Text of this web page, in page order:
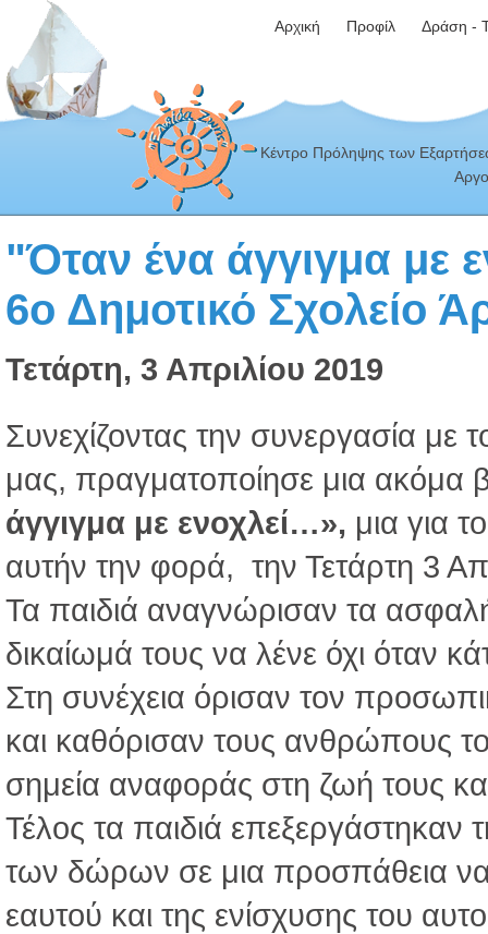
Αρχική Προφίλ Δράση -
Κέντρο Πρόληψης των
"Όταν ένα άγγιγμα με
6ο Δημοτικό Σχολείο
Τετάρτη, 3 Απριλίου 2019
Συνεχίζοντας την συνεργασία με
μας, πραγματοποίησε μια
άγγιγμα με ενοχλεί…», μια για
αυτήν την φορά, την Τετάρτη 3
Τα παιδιά αναγνώρισαν τα
δικαίωμά τους να λένε όχι όταν
Στη συνέχεια όρισαν τον
και καθόρισαν τους ανθρώπους
σημεία αναφοράς στη ζωή τους
Τέλος τα παιδιά επεξεργάστηκαν
των δώρων σε μια προσπάθεια να
εαυτού και της ενίσχυσης του